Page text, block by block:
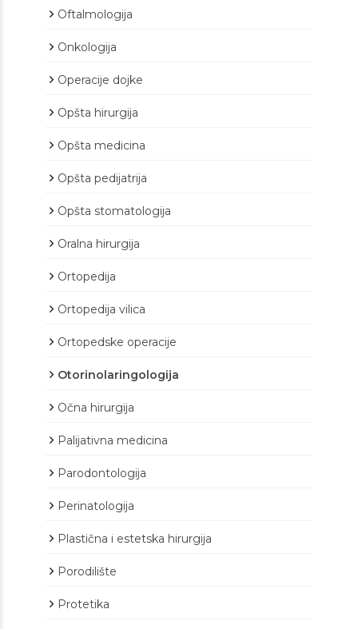
Oftalmologija
Onkologija
Operacije dojke
Opšta hirurgija
Opšta medicina
Opšta pedijatrija
Opšta stomatologija
Oralna hirurgija
Ortopedija
Ortopedija vilica
Ortopedske operacije
Otorinolaringologija
Očna hirurgija
Palijativna medicina
Parodontologija
Perinatologija
Plastična i estetska hirurgija
Porodilište
Protetika